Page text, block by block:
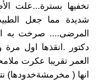
تخفيها بسترة...علت
شديدة مما جعل
المرضى.... صرخت به
دكتور .انقذها اول
العمر تقريبا عكرت
انها ( مخرمشةخدودها)